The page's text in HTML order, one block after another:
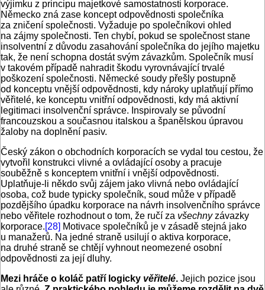
výjimku z principu majetkové samostatnosti korporace.
Německo zná zase koncept odpovědnosti společníka
za zničení společnosti. Vyžaduje po společníkovi ohled
na zájmy společnosti. Ten chybí, pokud se společnost stane
insolventní z důvodu zasahování společníka do jejího majetku
tak, že není schopna dostát svým závazkům. Společník musí
v takovém případě nahradit škodu vyrovnávající trvalé
poškození společnosti. Německé soudy přešly postupně
od konceptu vnější odpovědnosti, kdy nároky uplatňují přímo
věřitelé, ke konceptu vnitřní odpovědnosti, kdy má aktivní
legitimaci insolvenční správce. Inspirovaly se původní
francouzskou a současnou italskou a španělskou úpravou
žaloby na doplnění pasiv.
Český zákon o obchodních korporacích se vydal tou cestou, že
vytvořil konstrukci vlivné a ovládající osoby a pracuje
souběžně s konceptem vnitřní i vnější odpovědnosti.
Uplatňuje-li někdo svůj zájem jako vlivná nebo ovládající
osoba, což bude typicky společník, soud může v případě
pozdějšího úpadku korporace na návrh insolvenčního správce
nebo věřitele rozhodnout o tom, že ručí za všechnyzávazky
korporace.[28] Motivace společníků je v zásadě stejná jako
u manažerů. Na jedné straně usilují o aktiva korporace,
na druhé straně se chtějí vyhnout neomezené osobní
odpovědnosti za její dluhy.
Mezi hráče o koláč patří logicky věřitelé. Jejich pozice jsou